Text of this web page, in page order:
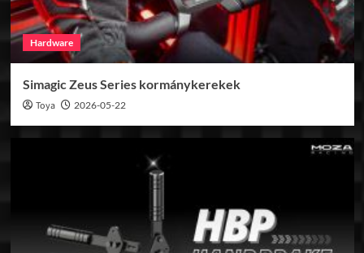
Hardware
Simagic Zeus Series kormánykerekek
Toya 2026-05-22